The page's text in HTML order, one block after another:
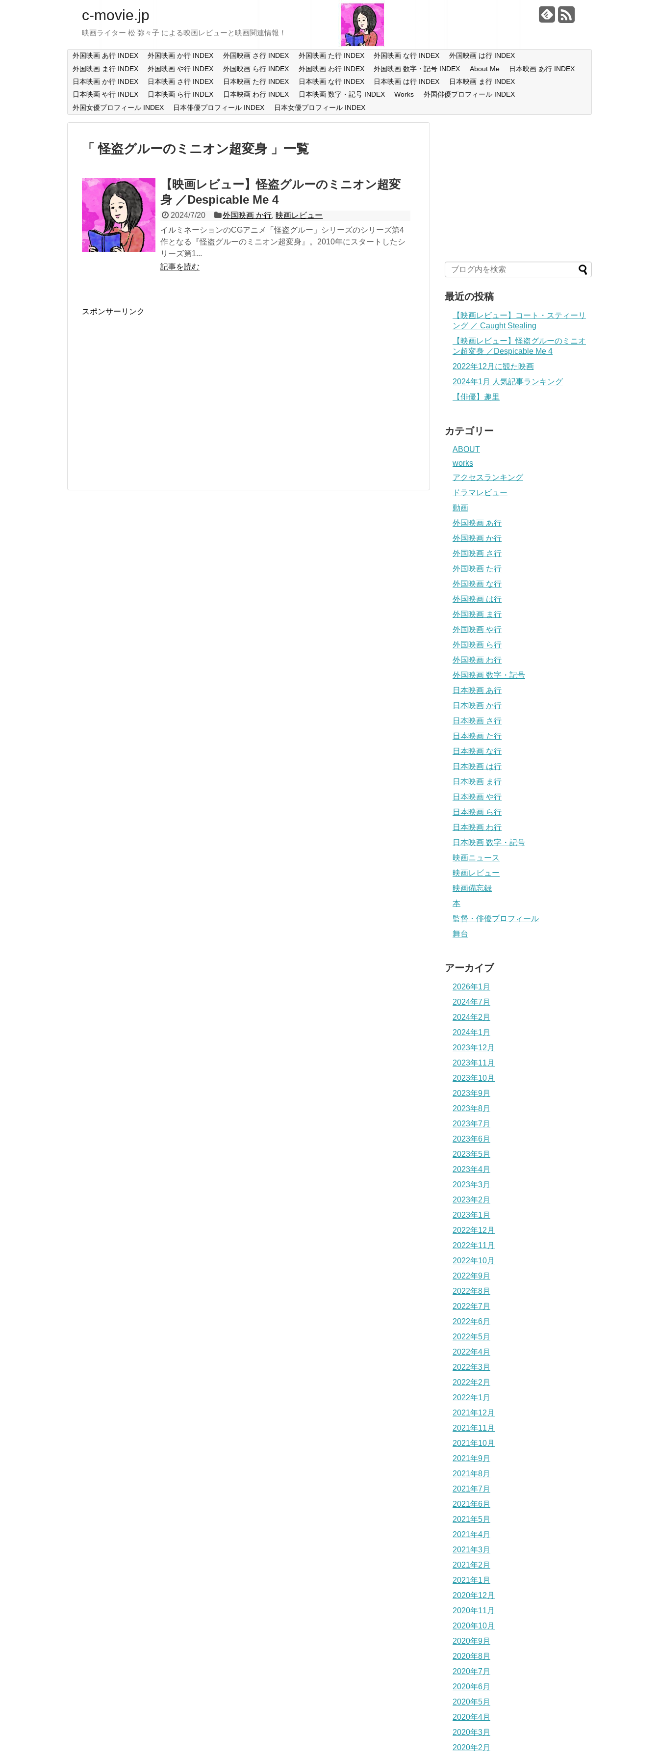
c-movie.jp
映画ライター 松 弥々子 による映画レビューと映画関連情報！
外国映画 あ行 INDEX 外国映画 か行 INDEX 外国映画 さ行 INDEX 外国映画 た行 INDEX 外国映画 な行 INDEX
外国映画 は行 INDEX
外国映画 ま行 INDEX
外国映画 や行 INDEX 外国映画 ら行 INDEX 外国映画 わ行 INDEX 外国映画 数字・記号 INDEX About Me
日本映画 あ行 INDEX
日本映画 か行 INDEX
日本映画 さ行 INDEX 日本映画 た行 INDEX 日本映画 な行 INDEX 日本映画 は行 INDEX
日本映画 ま行 INDEX
日本映画 や行 INDEX
日本映画 ら行 INDEX 日本映画 わ行 INDEX 日本映画 数字・記号 INDEX Works
外国俳優プロフィール INDEX
外国女優プロフィール INDEX
日本俳優プロフィール INDEX 日本女優プロフィール INDEX
怪盗グルーのミニオン超変身 一覧
【映画レビュー】怪盗グルーのミニオン超変
身 ／Despicable Me 4
2024/7/20 外国映画 か行, 映画レビュー
イルミネーションのCGアニメ「怪盗グルー」シリーズのシリーズ第4
作となる『怪盗グルーのミニオン超変身』。2010年にスタートしたシ
リーズ第1...
記事を読む
スポンサーリンク
最近の投稿
【映画レビュー】コート・スティーリ
ング ／ Caught Stealing
【映画レビュー】怪盗グルーのミニオ
ン超変身 ／Despicable Me 4
2022年12月に観た映画
2024年1月 人気記事ランキング
【俳優】趣里
カテゴリー
ABOUT
works
アクセスランキング
ドラマレビュー
動画
外国映画 あ行
外国映画 か行
外国映画 さ行
外国映画 た行
外国映画 な行
外国映画 は行
外国映画 ま行
外国映画 や行
外国映画 ら行
外国映画 わ行
外国映画 数字・記号
日本映画 あ行
日本映画 か行
日本映画 さ行
日本映画 た行
日本映画 な行
日本映画 は行
日本映画 ま行
日本映画 や行
日本映画 ら行
日本映画 わ行
日本映画 数字・記号
映画ニュース
映画レビュー
映画備忘録
本
監督・俳優プロフィール
舞台
アーカイブ
2026年1月
2024年7月
2024年2月
2024年1月
2023年12月
2023年11月
2023年10月
2023年9月
2023年8月
2023年7月
2023年6月
2023年5月
2023年4月
2023年3月
2023年2月
2023年1月
2022年12月
2022年11月
2022年10月
2022年9月
2022年8月
2022年7月
2022年6月
2022年5月
2022年4月
2022年3月
2022年2月
2022年1月
2021年12月
2021年11月
2021年10月
2021年9月
2021年8月
2021年7月
2021年6月
2021年5月
2021年4月
2021年3月
2021年2月
2021年1月
2020年12月
2020年11月
2020年10月
2020年9月
2020年8月
2020年7月
2020年6月
2020年5月
2020年4月
2020年3月
2020年2月